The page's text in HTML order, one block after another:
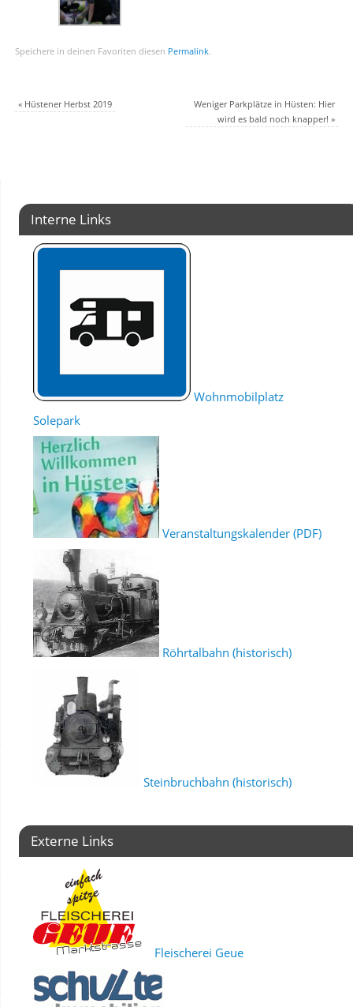
Speichere in deinen Favoriten diesen Permalink.
«Hüstener Herbst 2019
Weniger Parkplätze in Hüsten: Hier
wird es bald noch knapper!»
Interne Links
Wohnmobilplatz
Solepark
Veranstaltungskalender (PDF)
Röhrtalbahn (historisch)
Steinbruchbahn (historisch)
Externe Links
Fleischerei Geue